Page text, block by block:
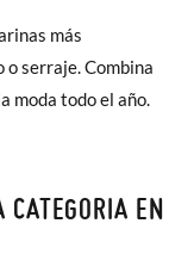
más
serraje. Combina
moda todo el año.
CATEGORIA EN